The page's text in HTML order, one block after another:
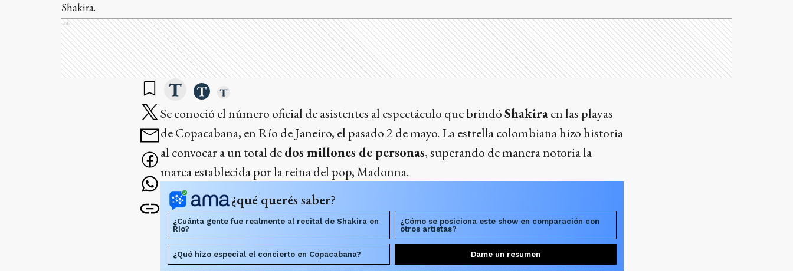
Shakira.
Ads
Se conoció el número oficial de asistentes al espectáculo que brindóShakiraen las playas
de Copacabana, en Río de Janeiro, el pasado 2 de mayo. La estrella colombiana hizo historia
al convocar a un total dedos millones de personas, superando de manera notoria la
marca establecida por la reina del pop, Madonna.
¿qué querés saber?
¿Cuánta gente fue realmente al recital de Shakira en
Río?
¿Cómo se posiciona este show en comparación con
otros artistas?
¿Qué hizo especial el concierto en Copacabana? Dame un resumen